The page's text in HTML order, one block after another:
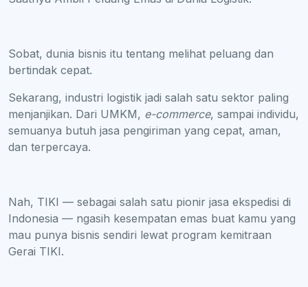
Sobat, dunia bisnis itu tentang melihat peluang dan
bertindak cepat.
Sekarang, industri logistik jadi salah satu sektor paling
menjanjikan. Dari UMKM, e-commerce, sampai individu,
semuanya butuh jasa pengiriman yang cepat, aman,
dan terpercaya.
Nah, TIKI — sebagai salah satu pionir jasa ekspedisi di
Indonesia — ngasih kesempatan emas buat kamu yang
mau punya bisnis sendiri lewat program kemitraan
Gerai TIKI.